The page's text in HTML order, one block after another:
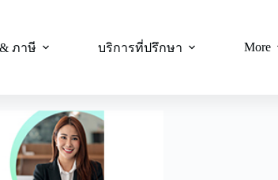
ภาษี บริการที่ปรึกษา More